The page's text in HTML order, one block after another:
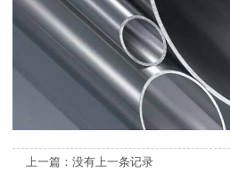
上一篇：没有上一条记录